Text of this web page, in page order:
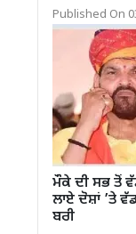
Published On
ਮੌਕੇ ਦੀ ਸਭ ਤੋਂ
ਲਾਏ ਦੋਸ਼ਾਂ ’ਤੇ
ਬਰੀ